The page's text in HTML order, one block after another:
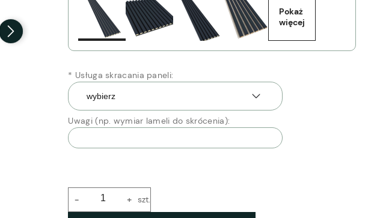
Pokaż
więcej
* Usługa skracania paneli:
Uwagi (np. wymiar lameli do skrócenia):
+
- szt.